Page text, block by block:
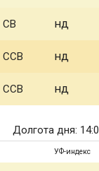
СВ нд
ССВ нд
ССВ нд
Долгота дня:
УФ-индекс